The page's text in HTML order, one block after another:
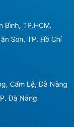
Bình, TP.HCM.
Sơn, TP. Hồ Chí
Cẩm Lệ, Đà Nẵng
Đà Nẵng